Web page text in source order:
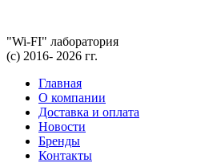
"Wi-FI" лаборатория
(с) 2016- 2026 гг.
Главная
О компании
Доставка и оплата
Новости
Бренды
Контакты